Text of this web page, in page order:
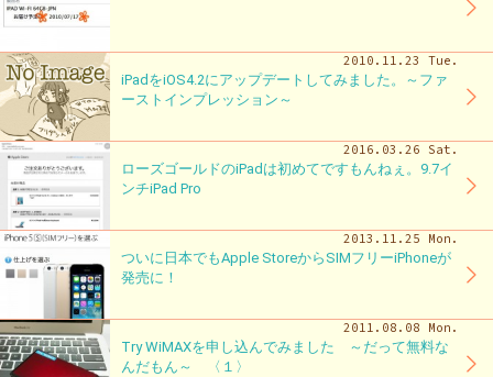
2010.11.23 Tue.
iPadをiOS4.2にアップデートしてみました。～ファ
ーストインプレッション～
2016.03.26 Sat.
ローズゴールドのiPadは初めてですもんねぇ。9.7イ
ンチiPad Pro
2013.11.25 Mon.
ついに日本でもApple StoreからSIMフリーiPhoneが
発売に！
2011.08.08 Mon.
Try WiMAXを申し込んでみました ～だって無料な
んだもん～ 〈１〉